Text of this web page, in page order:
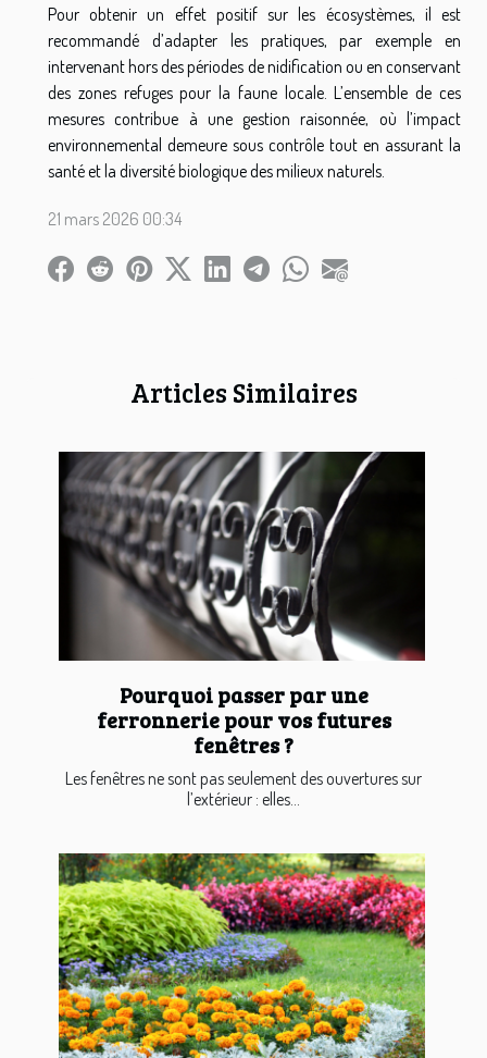
Articles Similaires
Pourquoi passer par une
ferronnerie pour vos futures
fenêtres ?
Les fenêtres ne sont pas seulement des ouvertures sur
l’extérieur : elles...
Pour obtenir un effet positif sur les écosystèmes, il est
recommandé d’adapter les pratiques, par exemple en
intervenant hors des périodes de nidification ou en conservant
des zones refuges pour la faune locale. L’ensemble de ces
mesures contribue à une gestion raisonnée, où l’impact
environnemental demeure sous contrôle tout en assurant la
santé et la diversité biologique des milieux naturels.
21 mars 2026 00:34